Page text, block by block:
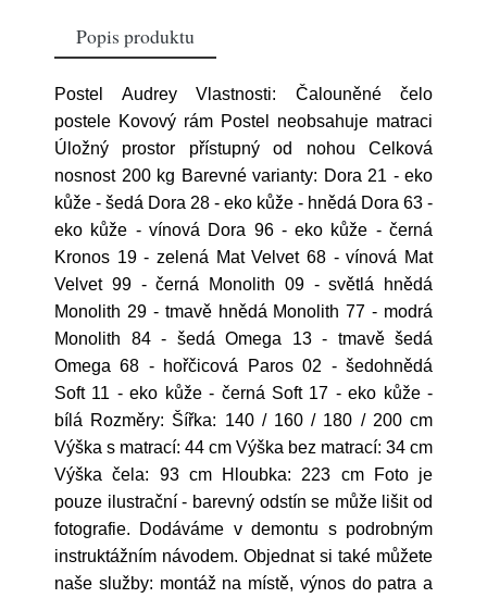
Popis produktu
Postel Audrey Vlastnosti: Čalouněné čelo
postele Kovový rám Postel neobsahuje matraci
Úložný prostor přístupný od nohou Celková
nosnost 200 kg Barevné varianty: Dora 21 - eko
kůže - šedá Dora 28 - eko kůže - hnědá Dora 63 -
eko kůže - vínová Dora 96 - eko kůže - černá
Kronos 19 - zelená Mat Velvet 68 - vínová Mat
Velvet 99 - černá Monolith 09 - světlá hnědá
Monolith 29 - tmavě hnědá Monolith 77 - modrá
Monolith 84 - šedá Omega 13 - tmavě šedá
Omega 68 - hořčicová Paros 02 - šedohnědá
Soft 11 - eko kůže - černá Soft 17 - eko kůže -
bílá Rozměry: Šířka: 140 / 160 / 180 / 200 cm
Výška s matrací: 44 cm Výška bez matrací: 34 cm
Výška čela: 93 cm Hloubka: 223 cm Foto je
pouze ilustrační - barevný odstín se může lišit od
fotografie. Dodáváme v demontu s podrobným
instruktážním návodem. Objednat si také můžete
naše služby: montáž na místě, výnos do patra a